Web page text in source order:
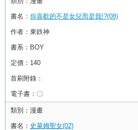
書名： 你喜歡的不是女兒而是我!?(08)
作者： 東鉄神
書系： BOY
定價： 140
首刷附錄：
電子書： 〇
類別： 漫畫
書名： 史萊姆聖女(02)